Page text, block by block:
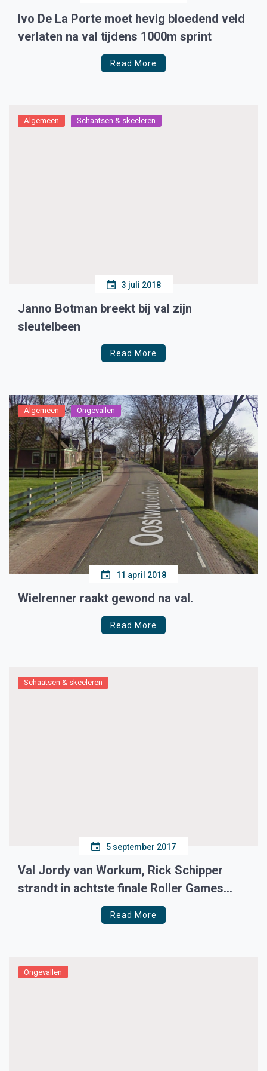
Ivo De La Porte moet hevig bloedend veld
verlaten na val tijdens 1000m sprint
Read More
Algemeen Schaatsen & skeeleren
3 juli 2018
Janno Botman breekt bij val zijn
sleutelbeen
Read More
Algemeen Ongevallen
11 april 2018
Wielrenner raakt gewond na val.
Read More
Schaatsen & skeeleren
5 september 2017
Val Jordy van Workum, Rick Schipper
strandt in achtste finale Roller Games
Read More
Ongevallen